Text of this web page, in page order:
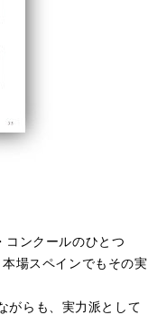
ンクールのひとつ
場スペインでもその実
がらも、実力派として